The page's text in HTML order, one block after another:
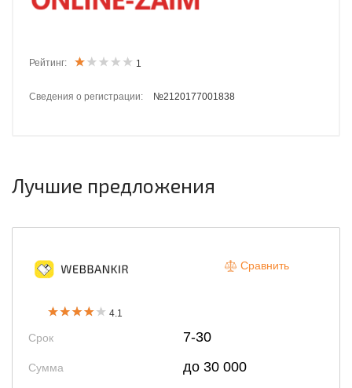
Рейтинг: 1
Сведения о регистрации: №2120177001838
Лучшие предложения
4.1
Срок 7-30
Сумма до 30 000
Сравнить